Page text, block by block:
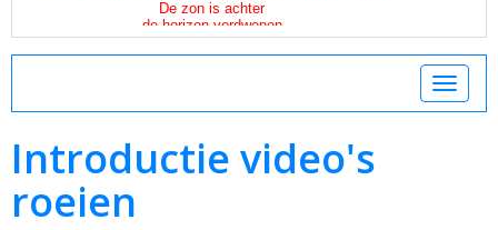
Toggle
Introductie video's
roeien